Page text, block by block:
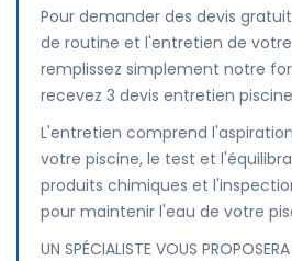
Pour demander des devis
de routine et l'entretien de
remplissez simplement notre
recevez 3 devis entretien
L'entretien comprend
votre piscine, le test et
produits chimiques et
pour maintenir l'eau de votre
UN SPÉCIALISTE VOUS PROPOSERA